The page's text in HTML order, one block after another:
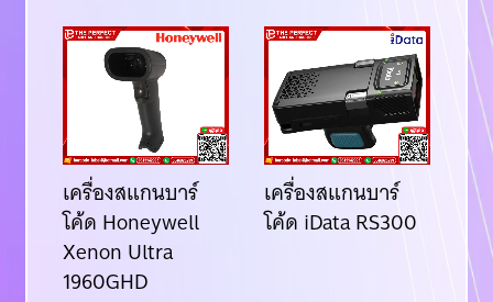
เครื่องสแกนบาร์
โค้ด Honeywell
Xenon Ultra
1960GHD
เครื่องสแกนบาร์
โค้ด iData RS300
เ